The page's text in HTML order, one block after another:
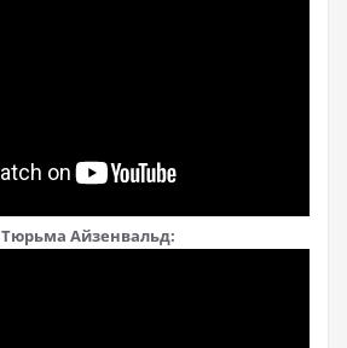
Тюрьма Айзенвальд: